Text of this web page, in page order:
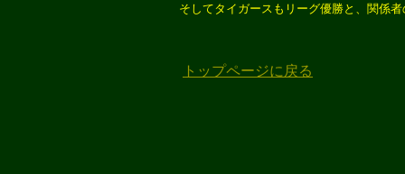
そしてタイガースもリーグ優勝と、関係
トップページに戻る